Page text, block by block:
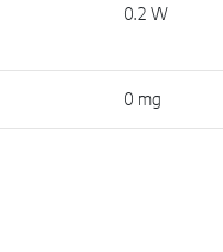
0.2 W
0 mg